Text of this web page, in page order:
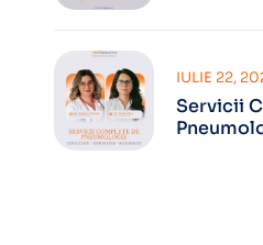
Servicii
IULIE 22,